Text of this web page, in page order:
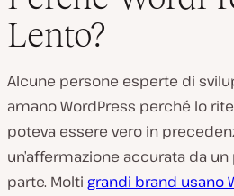
Lento?
Alcune persone esperte di
amano WordPress perché lo
poteva essere vero in
un’affermazione accurata da
parte. Molti grandi brand usano